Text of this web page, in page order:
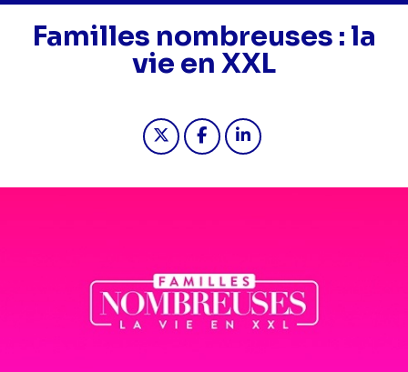
Familles nombreuses : la
vie en XXL
Partager "Familles nombreuses :
Partager "Familles